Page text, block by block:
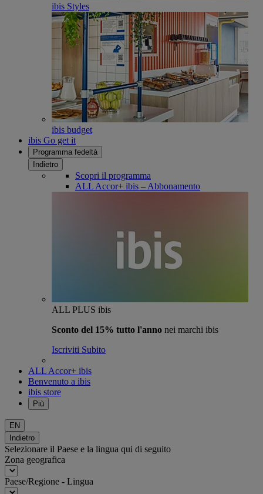
ibis Styles
ibis budget
ibis Go get it
Programma fedeltà
Indietro
Scopri il programma
ALL Accor+ ibis – Abbonamento
ALL PLUS ibis
Sconto del 15% tutto l'anno nei marchi ibis
Iscriviti Subito
ALL Accor+ ibis
Benvenuto a ibis
ibis store
Più
EN
Indietro
Selezionare il Paese e la lingua qui di seguito
Zona geografica
Paese/Regione - Lingua